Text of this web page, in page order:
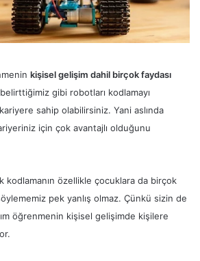
kişisel gelişim dahil birçok faydası
gibi robotları kodlamayı
sahip olabilirsiniz. Yani aslında
için çok avantajlı olduğunu
kodlamanın özellikle çocuklara da birçok
pek yanlış olmaz. Çünkü sizin de
öğrenmenin kişisel gelişimde kişilere